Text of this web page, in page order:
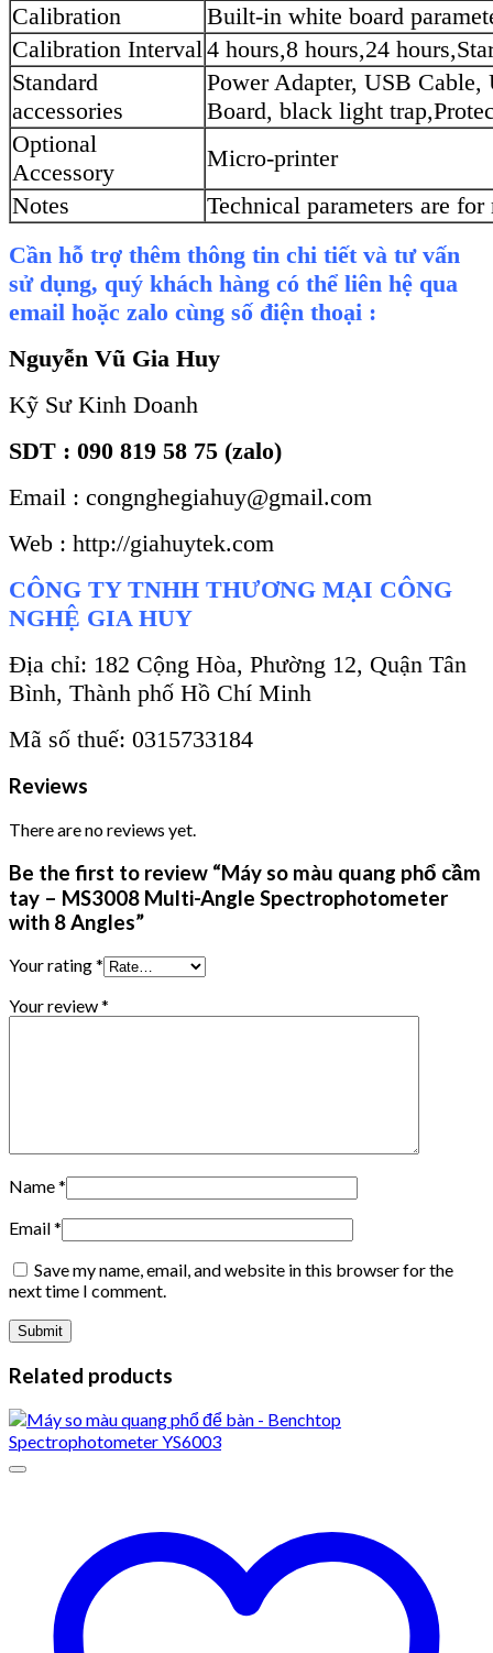
Calibration
Built-in white board
Calibration Interval 4 hours,8 hours,24
Standard
accessories
Power Adapter, USB
Board, black light
Optional
Accessory
Micro-printer
Notes
Technical parameters are
Cần hỗ trợ thêm thông tin chi tiết và tư vấn
sử dụng, quý khách hàng có thể liên hệ qua
email hoặc zalo cùng số điện thoại :
Nguyễn Vũ Gia Huy
Kỹ Sư Kinh Doanh
SDT : 090 819 58 75 (zalo)
Email : congnghegiahuy@gmail.com
Web : http://giahuytek.com
CÔNG TY TNHH THƯƠNG MẠI CÔNG
NGHỆ GIA HUY
Địa chỉ: 182 Cộng Hòa, Phường 12, Quận Tân
Bình, Thành phố Hồ Chí Minh
Mã số thuế: 0315733184
Reviews
There are no reviews yet.
Be the first to review “Máy so màu quang phổ cầm
tay – MS3008 Multi-Angle Spectrophotometer
with 8 Angles”
Your rating*
Your review*
Name*
Email*
Save my name, email, and website in this browser for the
next time I comment.
Related products